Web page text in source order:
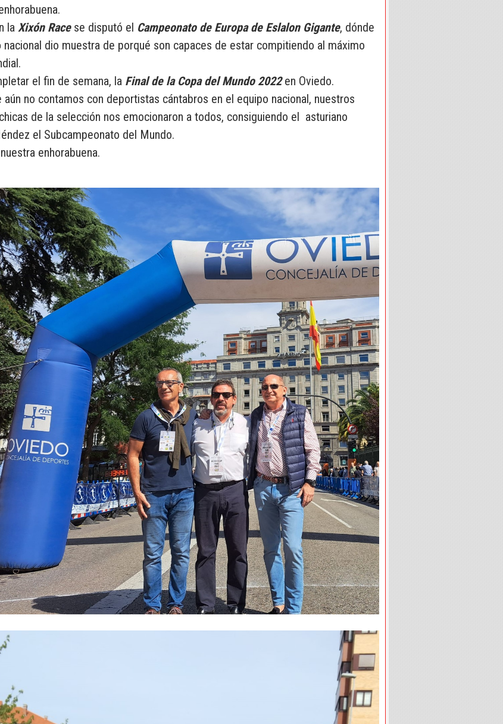
la Xixón Racese disputó el Campeonato de Europa de Eslalon Gigante, dónde
nacional dio muestra de porqué son capaces de estar compitiendo al máximo
el fin de semana, la Final de la Copa del Mundo 2022en Oviedo.
aún no contamos con deportistas cántabros en el equipo nacional, nuestros
de la selección nos emocionaron a todos, consiguiendo el asturiano
el Subcampeonato del Mundo.
enhorabuena.